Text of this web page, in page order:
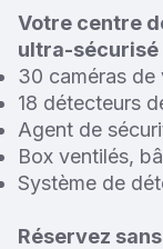
Votre centre
ultra-sécurisé
30 caméras de
18 détecteurs
Agent de
Box ventilés,
Système de
Réservez